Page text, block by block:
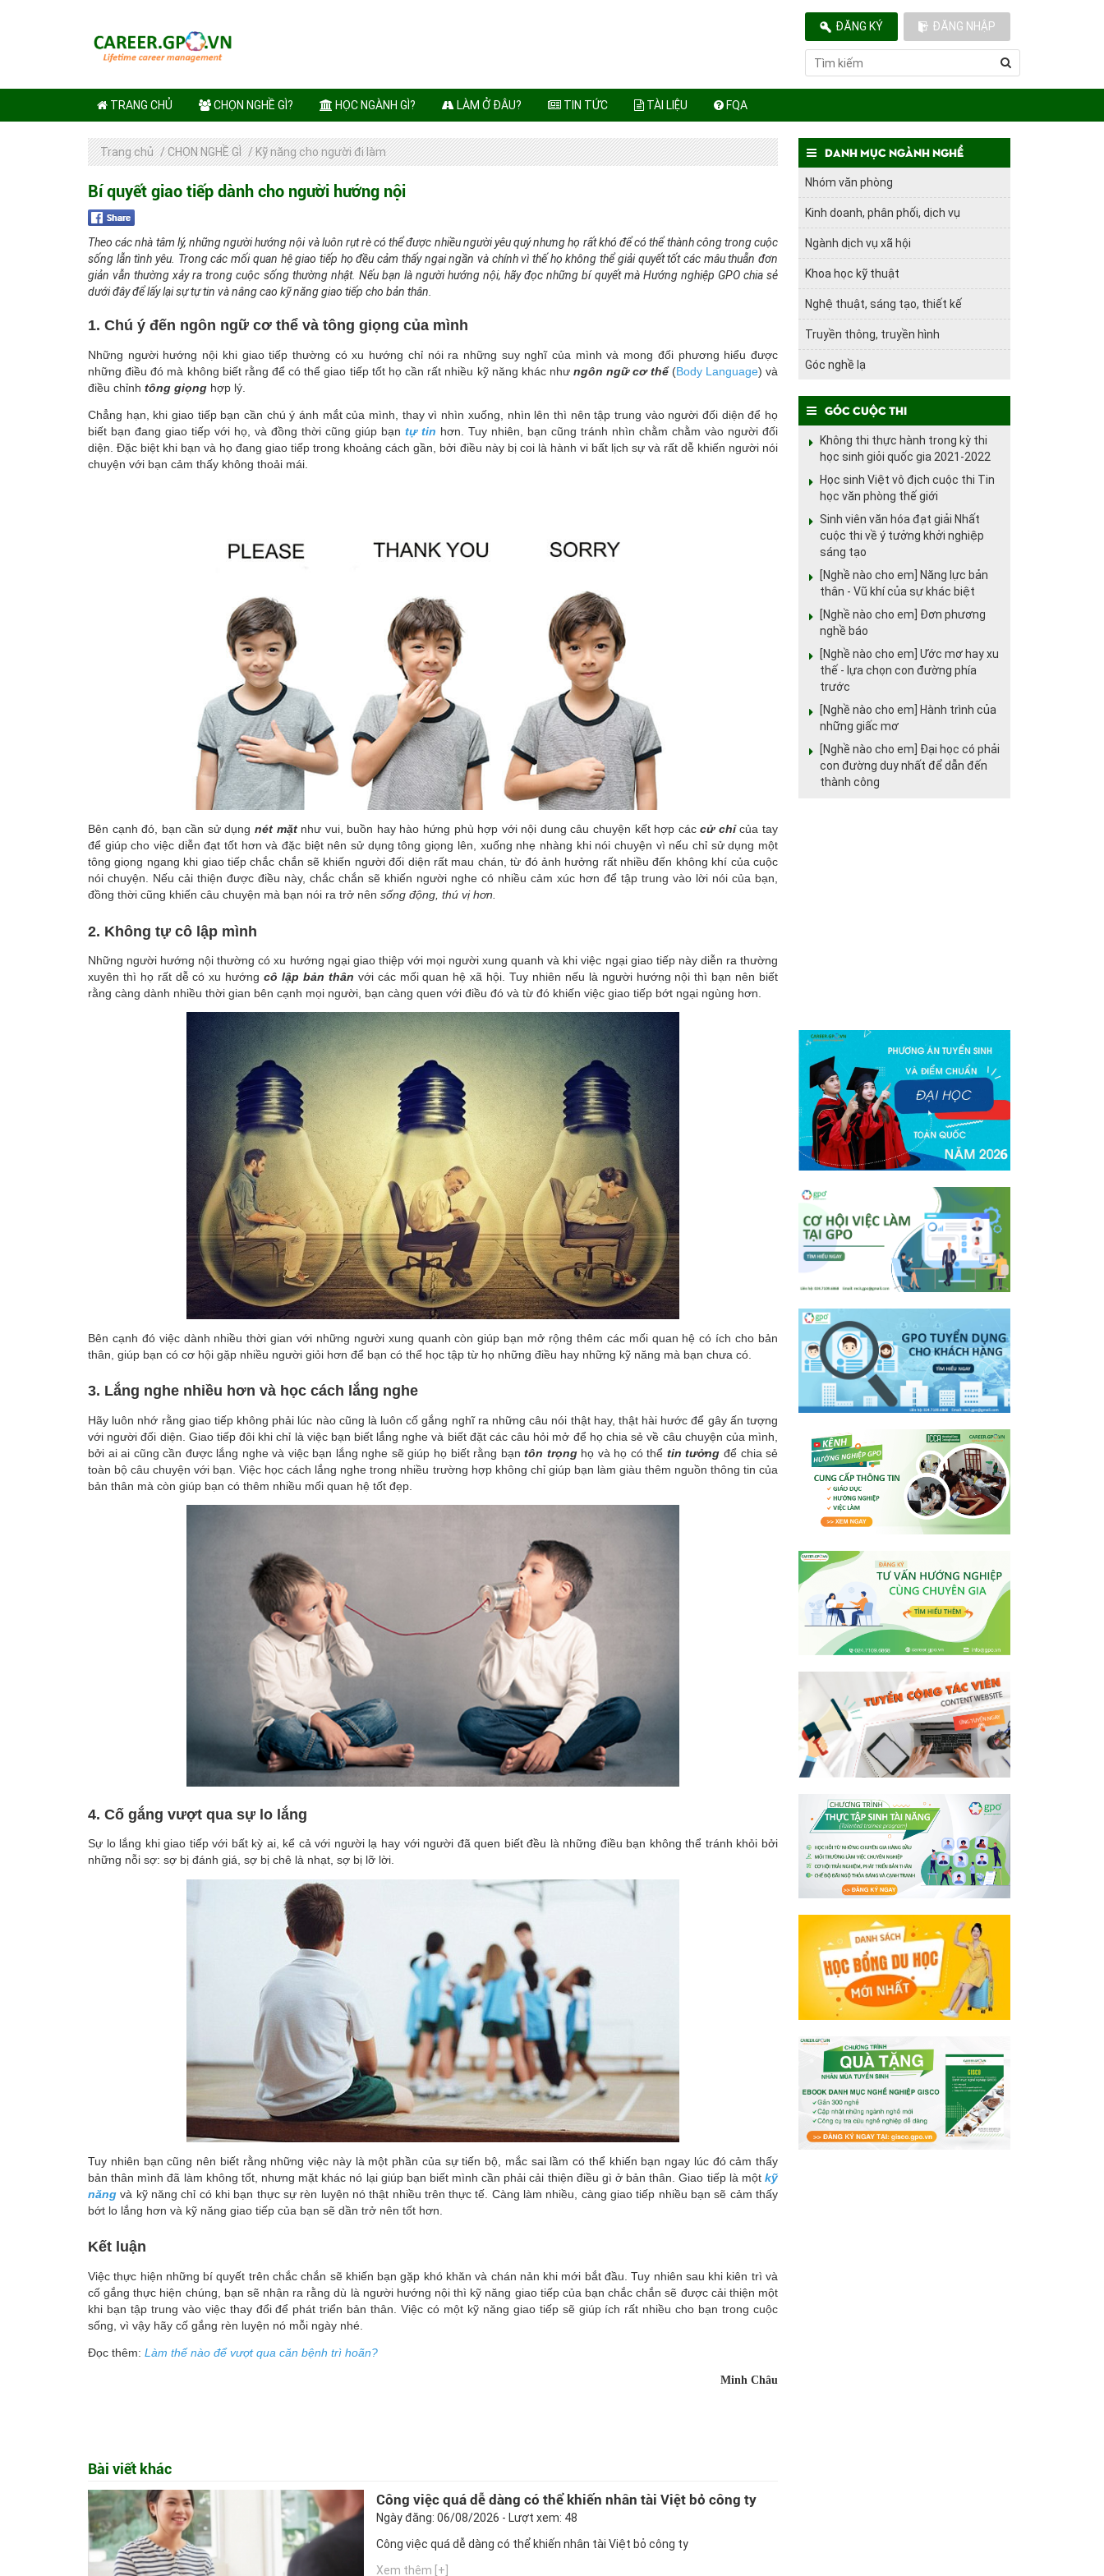
ĐĂNG KÝ ĐĂNG NHẬP
TRANG CHỦ CHỌN NGHỀ GÌ? HỌC NGÀNH GÌ? LÀM Ở ĐÂU? TIN TỨC TÀI LIỆU FQA
Trang chủ / CHỌN NGHỀ GÌ / Kỹ năng cho người đi làm
Bí quyết giao tiếp dành cho người hướng nội
Theo các nhà tâm lý, những người hướng nội và luôn rụt rè có thể được nhiều người yêu quý nhưng họ rất khó để có thể thành công trong cuộc
sống lẫn tình yêu. Trong các mối quan hệ giao tiếp họ đều cảm thấy ngại ngần và chính vì thế họ không thể giải quyết tốt các mâu thuẫn đơn
giản vẫn thường xảy ra trong cuộc sống thường nhật. Nếu bạn là người hướng nội, hãy đọc những bí quyết mà Hướng nghiệp GPO chia sẻ
dưới đây để lấy lại sự tự tin và nâng cao kỹ năng giao tiếp cho bản thân.
1. Chú ý đến ngôn ngữ cơ thể và tông giọng của mình
Những người hướng nội khi giao tiếp thường có xu hướng chỉ nói ra những suy nghĩ của mình và mong đối phương hiểu được
những điều đó mà không biết rằng để có thể giao tiếp tốt họ cần rất nhiều kỹ năng khác nhưngôn ngữ cơ thể(Body Language) và
điều chỉnh tông giọng hợp lý.
Chẳng hạn, khi giao tiếp bạn cần chú ý ánh mắt của mình, thay vì nhìn xuống, nhìn lên thì nên tập trung vào người đối diện để họ
biết bạn đang giao tiếp với họ, và đồng thời cũng giúp bạn tự tin hơn. Tuy nhiên, bạn cũng tránh nhìn chằm chằm vào người đối
diện. Đặc biệt khi bạn và họ đang giao tiếp trong khoảng cách gần, bởi điều này bị coi là hành vi bất lịch sự và rất dễ khiến người nói
chuyện với bạn cảm thấy không thoải mái.
Bên cạnh đó, bạn cần sử dụng nét mặt như vui, buồn hay hào hứng phù hợp với nội dung câu chuyện kết hợp cáccử chỉcủa tay
để giúp cho việc diễn đạt tốt hơn và đặc biệt nên sử dụng tông giọng lên, xuống nhẹ nhàng khi nói chuyện vì nếu chỉ sử dụng một
tông giọng ngang khi giao tiếp chắc chắn sẽ khiến người đối diện rất mau chán, từ đó ảnh hưởng rất nhiều đến không khí của cuộc
nói chuyện. Nếu cải thiện được điều này, chắc chắn sẽ khiến người nghe có nhiều cảm xúc hơn để tập trung vào lời nói của bạn,
đồng thời cũng khiến câu chuyện mà bạn nói ra trở nên sống động, thú vị hơn.
2. Không tự cô lập mình
Những người hướng nội thường có xu hướng ngại giao thiệp với mọi người xung quanh và khi việc ngại giao tiếp này diễn ra thường
xuyên thì họ rất dễ có xu hướngcô lập bản thân với các mối quan hệ xã hội. Tuy nhiên nếu là người hướng nội thì bạn nên biết
rằng càng dành nhiều thời gian bên cạnh mọi người, bạn càng quen với điều đó và từ đó khiến việc giao tiếp bớt ngại ngùng hơn.
Bên cạnh đó việc dành nhiều thời gian với những người xung quanh còn giúp bạn mở rộng thêm các mối quan hệ có ích cho bản
thân, giúp bạn có cơ hội gặp nhiều người giỏi hơn để bạn có thể học tập từ họ những điều hay những kỹ năng mà bạn chưa có.
3. Lắng nghe nhiều hơn và học cách lắng nghe
Hãy luôn nhớ rằng giao tiếp không phải lúc nào cũng là luôn cố gắng nghĩ ra những câu nói thật hay, thật hài hước để gây ấn tượng
với người đối diện. Giao tiếp đôi khi chỉ là việc bạn biết lắng nghe và biết đặt các câu hỏi mở để họ chia sẻ về câu chuyện của mình,
bởi ai ai cũng cần được lắng nghe và việc bạn lắng nghe sẽ giúp họ biết rằng bạntôn trọnghọ và họ có thể tin tưởng để chia sẻ
toàn bộ câu chuyện với bạn. Việc học cách lắng nghe trong nhiều trường hợp không chỉ giúp bạn làm giàu thêm nguồn thông tin của
bản thân mà còn giúp bạn có thêm nhiều mối quan hệ tốt đẹp.
4. Cố gắng vượt qua sự lo lắng
Sự lo lắng khi giao tiếp với bất kỳ ai, kể cả với người lạ hay với người đã quen biết đều là những điều bạn không thể tránh khỏi bởi
những nỗi sợ: sợ bị đánh giá, sợ bị chê là nhạt, sợ bị lỡ lời.
Tuy nhiên bạn cũng nên biết rằng những việc này là một phần của sự tiến bộ, mắc sai lầm có thể khiến bạn ngay lúc đó cảm thấy
bản thân mình đã làm không tốt, nhưng mặt khác nó lại giúp bạn biết mình cần phải cải thiện điều gì ở bản thân. Giao tiếp là một kỹ
năng và kỹ năng chỉ có khi bạn thực sự rèn luyện nó thật nhiều trên thực tế. Càng làm nhiều, càng giao tiếp nhiều bạn sẽ cảm thấy
bớt lo lắng hơn và kỹ năng giao tiếp của bạn sẽ dần trở nên tốt hơn.
Kết luận
Việc thực hiện những bí quyết trên chắc chắn sẽ khiến bạn gặp khó khăn và chán nản khi mới bắt đầu. Tuy nhiên sau khi kiên trì và
cố gắng thực hiện chúng, bạn sẽ nhận ra rằng dù là người hướng nội thì kỹ năng giao tiếp của bạn chắc chắn sẽ được cải thiện một
khi bạn tập trung vào việc thay đổi để phát triển bản thân. Việc có một kỹ năng giao tiếp sẽ giúp ích rất nhiều cho bạn trong cuộc
sống, vì vậy hãy cố gắng rèn luyện nó mỗi ngày nhé.
Đọc thêm: Làm thế nào để vượt qua căn bệnh trì hoãn?
Minh Châu
Bài viết khác
Công việc quá dễ dàng có thể khiến nhân tài Việt bỏ công ty
Ngày đăng: 06/08/2026 - Lượt xem: 48
Công việc quá dễ dàng có thể khiến nhân tài Việt bỏ công ty
Xem thêm [+]
Danh mục ngành nghề
Nhóm văn phòng
Kinh doanh, phân phối, dịch vụ
Ngành dịch vụ xã hội
Khoa học kỹ thuật
Nghệ thuật, sáng tạo, thiết kế
Truyền thông, truyền hình
Góc nghề lạ
Góc cuộc thi
Không thi thực hành trong kỳ thi
học sinh giỏi quốc gia 2021-2022
Học sinh Việt vô địch cuộc thi Tin
học văn phòng thế giới
Sinh viên văn hóa đạt giải Nhất
cuộc thi về ý tưởng khởi nghiệp
sáng tạo
[Nghề nào cho em] Năng lực bản
thân - Vũ khí của sự khác biệt
[Nghề nào cho em] Đơn phương
nghề báo
[Nghề nào cho em] Ước mơ hay xu
thế - lựa chọn con đường phía
trước
[Nghề nào cho em] Hành trình của
những giấc mơ
[Nghề nào cho em] Đại học có phải
con đường duy nhất để dẫn đến
thành công